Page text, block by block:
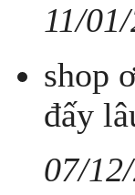
11/
shop
đấy
07/